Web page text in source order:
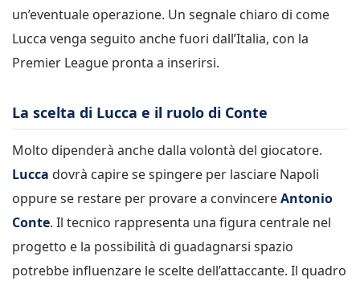
un’eventuale operazione. Un segnale chiaro di come
Lucca venga seguito anche fuori dall’Italia, con la
Premier League pronta a inserirsi.
La scelta di Lucca e il ruolo di Conte
Molto dipenderà anche dalla volontà del giocatore.
Lucca dovrà capire se spingere per lasciare Napoli
oppure se restare per provare a convincereAntonio
Conte. Il tecnico rappresenta una figura centrale nel
progetto e la possibilità di guadagnarsi spazio
potrebbe influenzare le scelte dell’attaccante. Il quadro